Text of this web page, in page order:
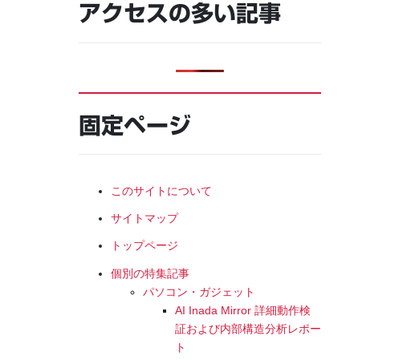
アクセスの多い記事
固定ページ
このサイトについて
サイトマップ
トップページ
個別の特集記事
パソコン・ガジェット
AI Inada Mirror 詳細動作検
証および内部構造分析レポー
ト